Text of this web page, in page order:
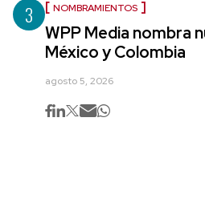
3 NOMBRAMIENTOS
WPP Media nombra
México y Colombia
agosto 5, 2026